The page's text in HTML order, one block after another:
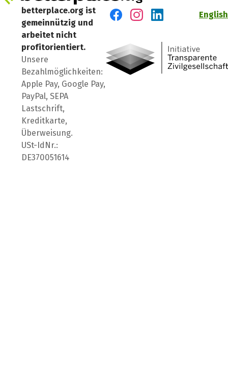
betterplace.org ist
gemeinnützig und
arbeitet nicht
profitorientiert.
Unsere
Bezahlmöglichkeiten:
Apple Pay, Google Pay,
PayPal, SEPA
Lastschrift,
Kreditkarte,
Überweisung.
USt-IdNr.:
DE370051614
English